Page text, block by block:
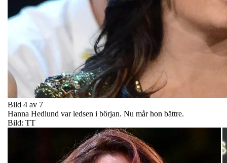
Bild 4 av 7
Hanna Hedlund var ledsen i början. Nu mår hon bättre.
Bild: TT